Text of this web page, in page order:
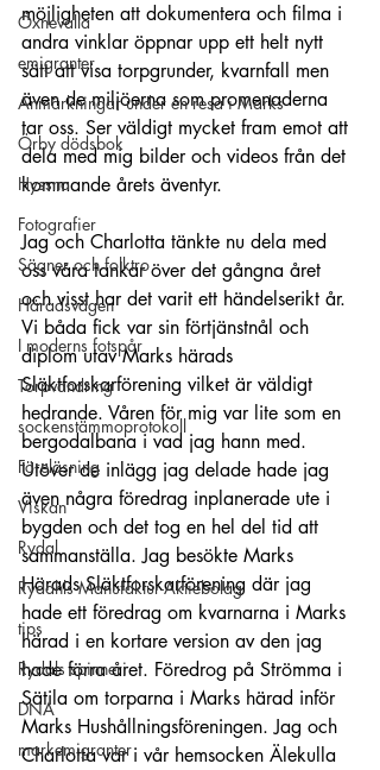
Öxnevalla
emigranter
Anmärkningar under en resa i Marks
Örby dödsbok
Hyssna
Fotografier
Sägner och folktro
Häradsvägen
I moderns fotspår
Torpvandring
sockenstämmoprotokoll
Föreläsning
Viskan
Rydal
Rydahls Manufaktur-Aktiebolag
tips
Rydals spinneri
DNA
markemigranter
möjligheten att dokumentera och filma i
andra vinklar öppnar upp ett helt nytt
sätt att visa torpgrunder, kvarnfall men
även de miljöerna som promenaderna
tar oss. Ser väldigt mycket fram emot att
dela med mig bilder och videos från det
kommande årets äventyr.
Jag och Charlotta tänkte nu dela med
oss våra tankar över det gångna året
och visst har det varit ett händelserikt år.
Vi båda fick var sin förtjänstnål och
diplom utav Marks härads
Släktforskarförening vilket är väldigt
hedrande. Våren för mig var lite som en
bergodalbana i vad jag hann med.
Utöver de inlägg jag delade hade jag
även några föredrag inplanerade ute i
bygden och det tog en hel del tid att
sammanställa. Jag besökte Marks
Härads Släktforskarförening där jag
hade ett föredrag om kvarnarna i Marks
härad i en kortare version av den jag
hade förra året. Föredrog på Strömma i
Sätila om torparna i Marks härad inför
Marks Hushållningsföreningen. Jag och
Charlotta var i vår hemsocken Älekulla